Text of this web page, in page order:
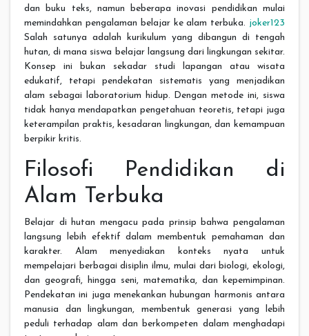
dan buku teks, namun beberapa inovasi pendidikan mulai
memindahkan pengalaman belajar ke alam terbuka. joker123
Salah satunya adalah kurikulum yang dibangun di tengah
hutan, di mana siswa belajar langsung dari lingkungan sekitar.
Konsep ini bukan sekadar studi lapangan atau wisata
edukatif, tetapi pendekatan sistematis yang menjadikan
alam sebagai laboratorium hidup. Dengan metode ini, siswa
tidak hanya mendapatkan pengetahuan teoretis, tetapi juga
keterampilan praktis, kesadaran lingkungan, dan kemampuan
berpikir kritis.
Filosofi Pendidikan di
Alam Terbuka
Belajar di hutan mengacu pada prinsip bahwa pengalaman
langsung lebih efektif dalam membentuk pemahaman dan
karakter. Alam menyediakan konteks nyata untuk
mempelajari berbagai disiplin ilmu, mulai dari biologi, ekologi,
dan geografi, hingga seni, matematika, dan kepemimpinan.
Pendekatan ini juga menekankan hubungan harmonis antara
manusia dan lingkungan, membentuk generasi yang lebih
peduli terhadap alam dan berkompeten dalam menghadapi